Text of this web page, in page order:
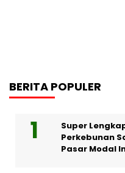
BERITA POPULER
Super
Perkebunan
Pasar Modal